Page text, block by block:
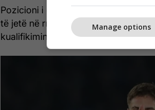
Pozicioni i drejtorit të përgjithshëm,
të jetë në rrezik serioz dhe një
kualifikimin në Ligën e Kampionëve
Manage options